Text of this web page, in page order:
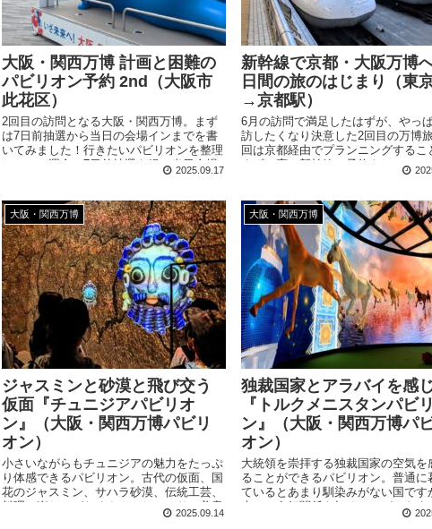
大阪・関西万博 計画と困難の
パビリオン予約 2nd（大阪市
此花区）
2回目の訪問となる大阪・関西万博。まず
は7日前抽選から当日の会場インまでを書
いてみました！行きたいパビリオンを整理
しつつ、運命の7日前抽選を経て当日会場
2025.09.17
新幹線で京都・大阪万博
日間の旅のはじまり（東
→京都駅）
6月の訪問で満足したはずが、やっ
訪したくなり決意した2回目の万博
回は京都経由でプランニングするこ
まずは宿と新幹線の予約をしつつ、
行きたい場所を決めていきます。 訪
訪問時のものです もう一度行きた
6/28(土)～6/30(月)の3日間で訪問し
阪・関西万博。行きたかったパビリ
たっぷり回れて大満足だったの...
大阪・関西万博
ジャスミンと砂漠と飛び交う
仮面『チュニジアパビリオ
ン』（大阪・関西万博パビリ
オン）
小さいながらもチュニジアの魅力をたっぷ
り体感できるパビリオン。古代の仮面、国
花のジャスミン、サハラ砂漠、伝統工芸、
料理と楽しみがたくさん。しっかりと美意
識を感じる展示方法や装飾も見事です。
2025.09.14
大阪・関西万博
独裁国家とアラバイを感
『トルクメニスタンパビ
ン』（大阪・関西万博パ
オン）
大統領を崇拝する独裁国家の空気を
ることができるパビリオン。普通に
ているとあまり馴染みがない国です
本との友好関係も知ることができま
ハルテケ馬とアラバイを見れば良い